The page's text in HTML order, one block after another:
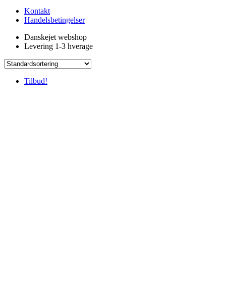
Kontakt
Handelsbetingelser
Danskejet webshop
Levering 1-3 hverage
Tilbud!